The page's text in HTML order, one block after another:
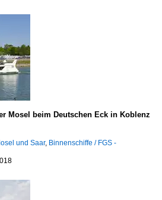
Mosel beim Deutschen Eck in Koblenz
und Saar, Binnenschiffe / FGS -